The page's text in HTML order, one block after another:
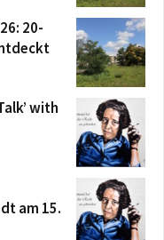
20-
with
am 15.